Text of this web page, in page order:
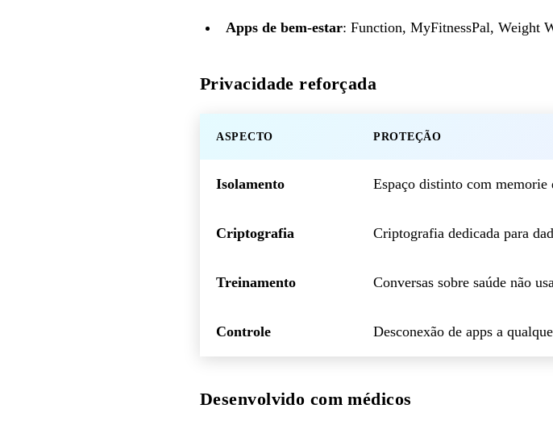
Apps de bem-estar: Function, MyFitnessPal, Weight
Privacidade reforçada
ASPECTO PROTEÇÃO
Isolamento Espaço distinto com memorie
Criptografia Criptografia dedicada para
Treinamento Conversas sobre saúde não
Controle Desconexão de apps a
Desenvolvido com médicos